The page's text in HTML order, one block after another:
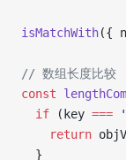
isMatchWith({
// 数组长度比较
const
  if
(key ===
    return
  }